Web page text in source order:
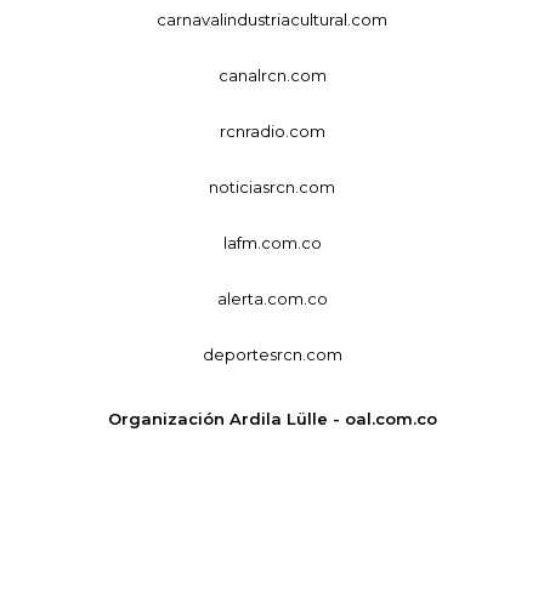
carnavalindustriacultural.com
canalrcn.com
rcnradio.com
noticiasrcn.com
lafm.com.co
alerta.com.co
deportesrcn.com
Organización Ardila Lülle - oal.com.co